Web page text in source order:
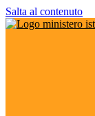
Salta al contenuto